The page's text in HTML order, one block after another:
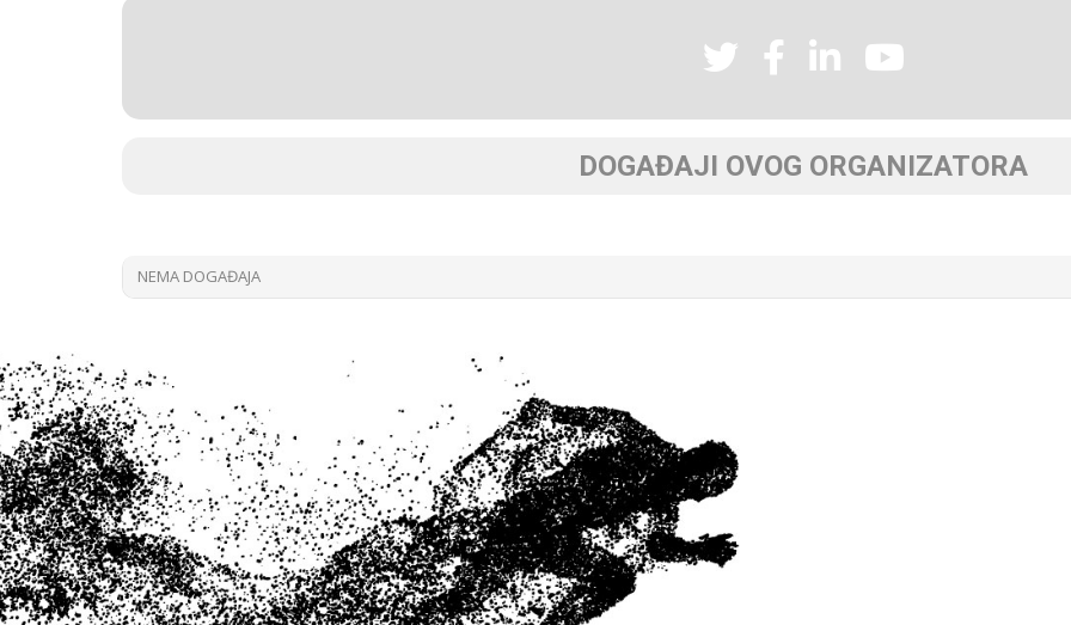
DOGAĐAJI OVOG ORGANIZATORA
NEMA DOGAĐAJA